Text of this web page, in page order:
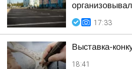
17:33
Выставка-
18:41